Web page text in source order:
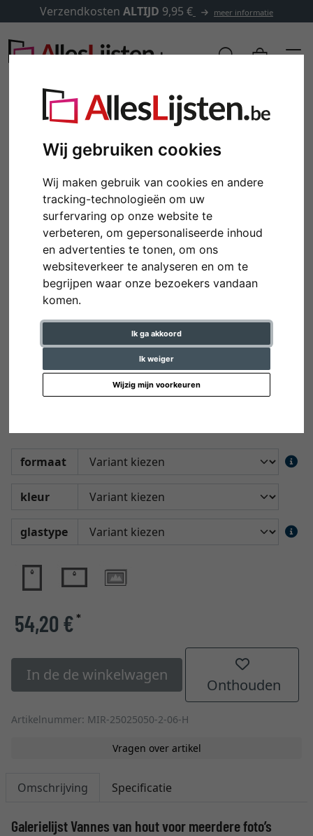
Wij gebruiken cookies
Wij maken gebruik van cookies en andere
tracking-technologieën om uw
surfervaring op onze website te
verbeteren, om gepersonaliseerde inhoud
en advertenties te tonen, om ons
websiteverkeer te analyseren en om te
begrijpen waar onze bezoekers vandaan
komen.
Ik ga akkoord
Ik weiger
Wijzig mijn voorkeuren
Verzendkosten ALTIJD 9,95 € meer informatie
Multi fotokader Vannes
formaat
kleur
glastype
54,20 €*
In de de winkelwagen
Onthouden
Artikelnummer: MIR-25025050-2-06-H
Vragen over artikel
Omschrijving Specificatie
Galerielijst Vannes van hout voor meerdere foto’s